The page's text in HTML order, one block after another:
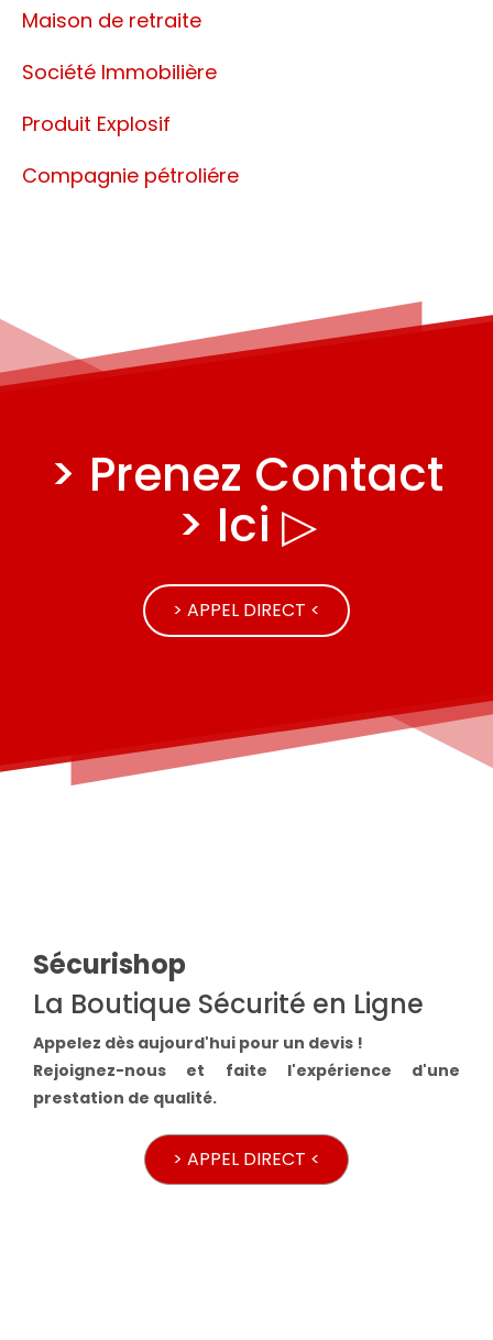
Maison de retraite
Société Immobilière
Produit Explosif
Compagnie pétroliére
> Prenez Contact
> Ici ▷
> APPEL DIRECT <
Sécurishop
La Boutique Sécurité en Ligne
Appelez dès aujourd'hui pour un devis !
Rejoignez-nous et faite l'expérience d'une
prestation de qualité.
> APPEL DIRECT <